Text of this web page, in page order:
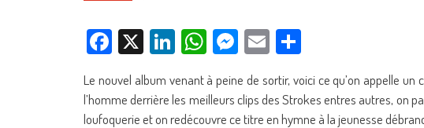
Facebook
X LinkedIn
WhatsApp
Messenger
Email
Le nouvel album venant à peine de sortir, voici ce qu’on appelle un
l’homme derrière les meilleurs clips des Strokes entres autres, on
loufoquerie et on redécouvre ce titre en hymne à la jeunesse